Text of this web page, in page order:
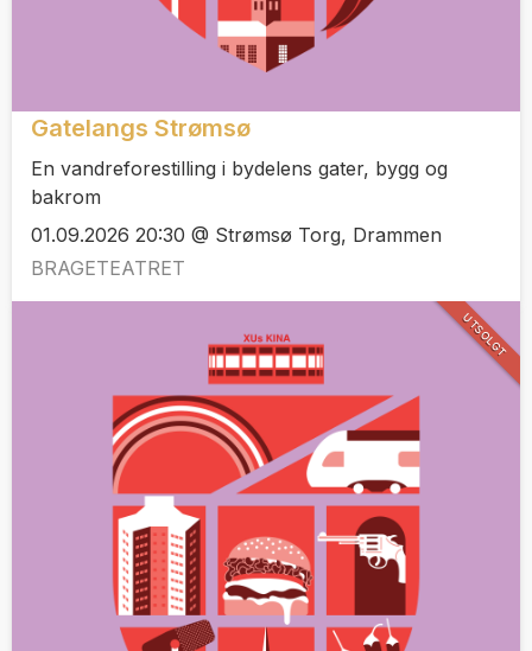
Gatelangs Strømsø
En vandreforestilling i bydelens gater, bygg og
bakrom
01.09.2026 20:30 @ Strømsø Torg, Drammen
BRAGETEATRET
UTSOLGT